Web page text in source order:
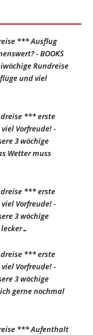
*** Ausflug
- BOOKS
Rundreise
und viel
*** erste
Vorfreude! -
3 wöchige
Wetter muss
*** erste
Vorfreude! -
3 wöchige
*** erste
Vorfreude! -
3 wöchige
gerne nochmal
*** Aufenthalt